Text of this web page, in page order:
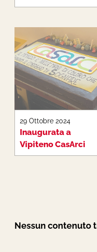
29 Ottobre 2024
Inaugurata a
Vipiteno CasArci
Nessun contenuto